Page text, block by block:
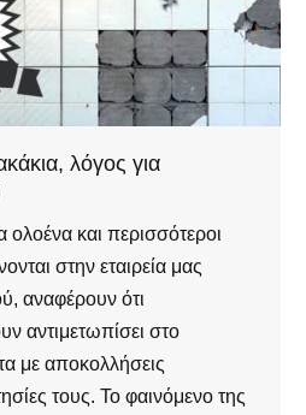
λόγος για
ολοένα και περισσότεροι
στην εταιρεία μας
αναφέρουν ότι
αντιμετωπίσει στο
με αποκολλήσεις
τους. Το φαινόμενο της